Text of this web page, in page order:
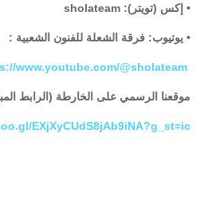
• إكس (تويتر): sholateam
• يوتيوب: فرقة الشعلة للفنون الشعبية :
www.youtube.com/@sholateam
موقعنا الرسمي على الخارطة (الرابط
EXjXyCUdS8jAb9iNA?g_st=ic